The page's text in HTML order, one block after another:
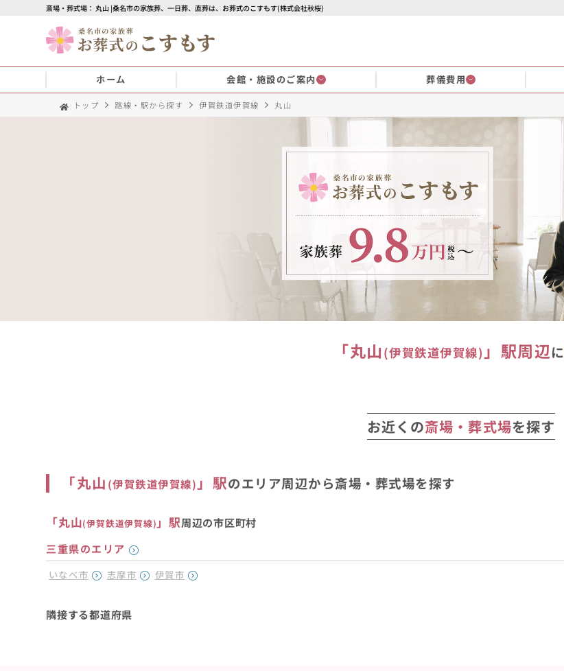
斎場・葬式場： 丸山 |桑名市の家族葬、一日葬、直葬は、お葬式のこすもす(株式会社秋桜)
ホーム 会館・施設のご案内 葬儀費用
トップ 路線・駅から探す 伊賀鉄道伊賀線 丸山
「丸山 (伊賀鉄道伊賀線)」駅周辺に
お近くの斎場・葬式場を探す
「丸山 (伊賀鉄道伊賀線)」駅のエリア周辺から斎場・葬式場を探す
「丸山(伊賀鉄道伊賀線)」駅周辺の市区町村
三重県のエリア
いなべ市 志摩市 伊賀市
隣接する都道府県